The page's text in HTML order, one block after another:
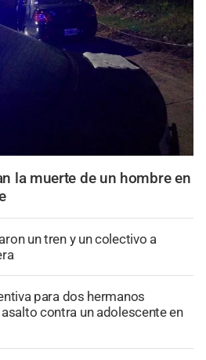
la muerte de un hombre en
un tren y un colectivo a
para dos hermanos
contra un adolescente en